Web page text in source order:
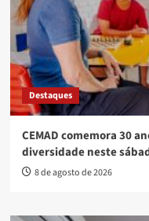
Destaques
CEMAD comemora 30
diversidade neste
8 de agosto de 2026